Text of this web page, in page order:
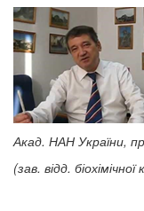
Акад. НАН України,
(зав. відд.